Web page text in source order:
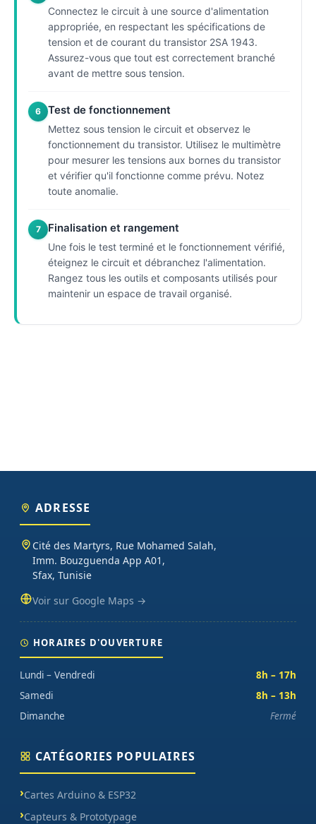
Connectez le circuit à une source d'alimentation
appropriée, en respectant les spécifications de
tension et de courant du transistor 2SA 1943.
Assurez-vous que tout est correctement branché
avant de mettre sous tension.
6 Test de fonctionnement
Mettez sous tension le circuit et observez le
fonctionnement du transistor. Utilisez le multimètre
pour mesurer les tensions aux bornes du transistor
et vérifier qu'il fonctionne comme prévu. Notez
toute anomalie.
7 Finalisation et rangement
Une fois le test terminé et le fonctionnement vérifié,
éteignez le circuit et débranchez l'alimentation.
Rangez tous les outils et composants utilisés pour
maintenir un espace de travail organisé.
ADRESSE
Cité des Martyrs, Rue Mohamed Salah,
Imm. Bouzguenda App A01,
Sfax, Tunisie
Voir sur Google Maps →
HORAIRES D'OUVERTURE
Lundi – Vendredi
8h – 17h
Samedi
8h – 13h
Dimanche
Fermé
CATÉGORIES POPULAIRES
Cartes Arduino & ESP32
Capteurs & Prototypage